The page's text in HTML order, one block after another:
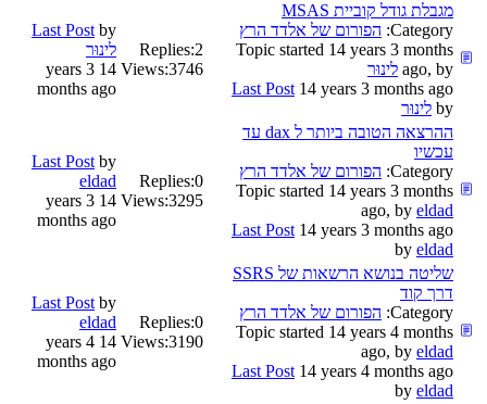
מגבלת גודל קוביית MSAS
Category: הפורום של אלדד הרץ
Topic started 14 years 3 months
ago, by לינוּר
Last Post 14 years 3 months ago
by לינוּר
Replies:2
Views:3746
Last Post by
לינוּר
14 years 3
months ago
ההרצאה הטובה ביותר ל dax עד
עכשיו
Category: הפורום של אלדד הרץ
Topic started 14 years 3 months
ago, by eldad
Last Post 14 years 3 months ago
by eldad
Replies:0
Views:3295
Last Post by
eldad
14 years 3
months ago
שליטה בנושא הרשאות של SSRS
דרך קוד
Category: הפורום של אלדד הרץ
Topic started 14 years 4 months
ago, by eldad
Last Post 14 years 4 months ago
by eldad
Replies:0
Views:3190
Last Post by
eldad
14 years 4
months ago